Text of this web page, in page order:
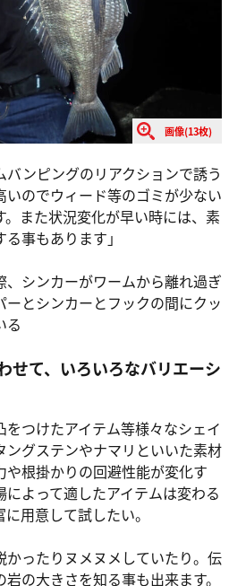
画像(13枚)
バンピングのリアクションで誘う
のでウィード等のゴミが少ない
また状況変化が早い時には、素
事もあります」
シンカーがワームから離れ過ぎ
とシンカーとフックの間にクッ
る
せて、いろいろなバリエーシ
つけたアイテム等様々なシェイ
ングステンやナマリといいた素材
根掛かりの回避性能が変化す
よって適したアイテムは変わる
用意して試したい。
かったりヌメヌメしていたり。伝
の大きさを知る事も出来ます。